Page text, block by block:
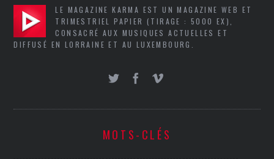
LE MAGAZINE KARMA EST UN MAGAZINE WEB ET
TRIMESTRIEL PAPIER (TIRAGE : 5000 EX),
CONSACRÉ AUX MUSIQUES ACTUELLES ET
DIFFUSÉ EN LORRAINE ET AU LUXEMBOURG.
MOTS-CLÉS